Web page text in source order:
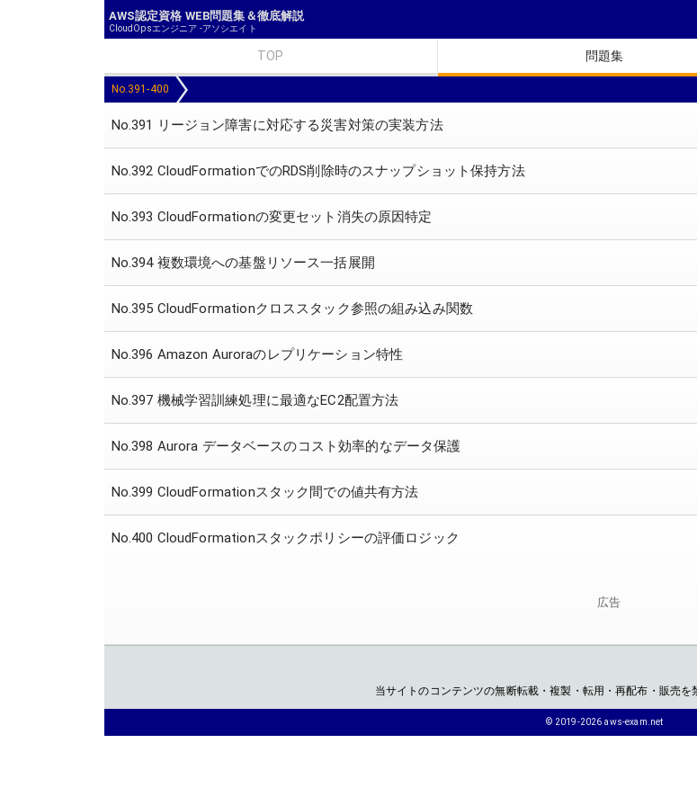
AWS認定資格 WEB問題集＆徹底解説
CloudOpsエンジニア -アソシエイト
TOP 問題集
No.391-400
No.391 リージョン障害に対応する災害対策の実装方法
No.392 CloudFormationでのRDS削除時のスナップショット保持方法
No.393 CloudFormationの変更セット消失の原因特定
No.394 複数環境への基盤リソース一括展開
No.395 CloudFormationクロススタック参照の組み込み関数
No.396 Amazon Auroraのレプリケーション特性
No.397 機械学習訓練処理に最適なEC2配置方法
No.398 Aurora データベースのコスト効率的なデータ保護
No.399 CloudFormationスタック間での値共有方法
No.400 CloudFormationスタックポリシーの評価ロジック
広告
当サイトのコンテンツの無断転載・複製・転用・再配布・販売を
© 2019-2026 aws-exam.net